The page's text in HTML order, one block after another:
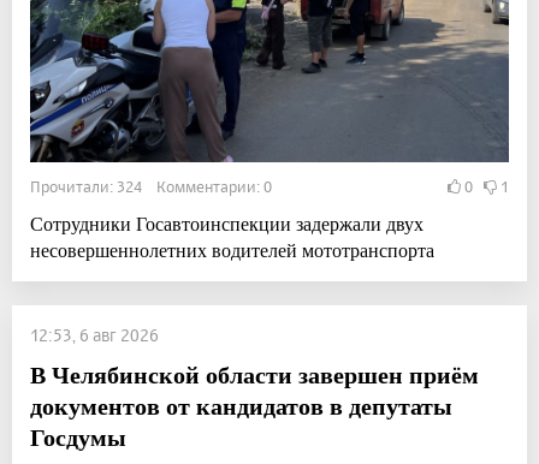
Прочитали: 324 Комментарии: 0 0 1
Сотрудники Госавтоинспекции задержали двух
несовершеннолетних водителей мототранспорта
12:53, 6 авг 2026
В Челябинской области завершен приём
документов от кандидатов в депутаты
Госдумы